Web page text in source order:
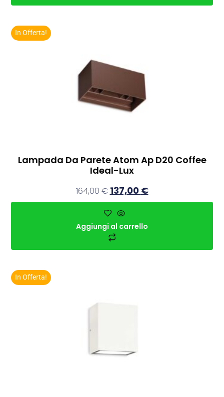
In Offerta!
Lampada Da Parete Atom Ap D20 Coffee
Ideal-Lux
164,00€ 137,00 €
Aggiungi al carrello
In Offerta!